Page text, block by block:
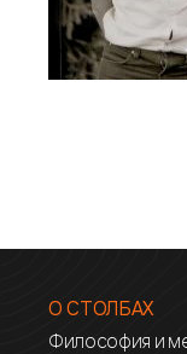
О СТОЛБАХ
Философия и